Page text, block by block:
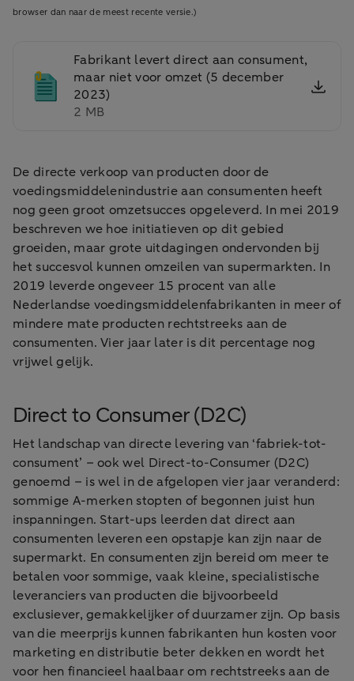
browser dan naar de meest recente versie.)
Fabrikant levert direct aan consument,
maar niet voor omzet (5 december
2023)
2 MB
De directe verkoop van producten door de
voedingsmiddelenindustrie aan consumenten heeft
nog geen groot omzetsucces opgeleverd. In mei 2019
beschreven we hoe initiatieven op dit gebied
groeiden, maar grote uitdagingen ondervonden bij
het succesvol kunnen omzeilen van supermarkten. In
2019 leverde ongeveer 15 procent van alle
Nederlandse voedingsmiddelenfabrikanten in meer of
mindere mate producten rechtstreeks aan de
consumenten. Vier jaar later is dit percentage nog
vrijwel gelijk.
Direct to Consumer (D2C)
Het landschap van directe levering van ‘fabriek-tot-
consument’ – ook wel Direct-to-Consumer (D2C)
genoemd – is wel in de afgelopen vier jaar veranderd:
sommige A-merken stopten of begonnen juist hun
inspanningen. Start-ups leerden dat direct aan
consumenten leveren een opstapje kan zijn naar de
supermarkt. En consumenten zijn bereid om meer te
betalen voor sommige, vaak kleine, specialistische
leveranciers van producten die bijvoorbeeld
exclusiever, gemakkelijker of duurzamer zijn. Op basis
van die meerprijs kunnen fabrikanten hun kosten voor
marketing en distributie beter dekken en wordt het
voor hen financieel haalbaar om rechtstreeks aan de